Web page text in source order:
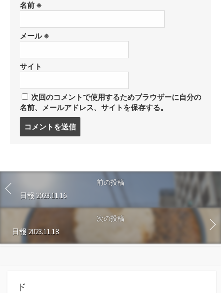
名前 ※
メール※
サイト
次回のコメントで使用するためブラウザーに自分の
名前、メールアドレス、サイトを保存する。
る
前の投稿
日報 2023.11.16
次の投稿
日報 2023.11.18
ド